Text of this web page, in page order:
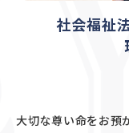
社会福祉
大切な尊い命をお預